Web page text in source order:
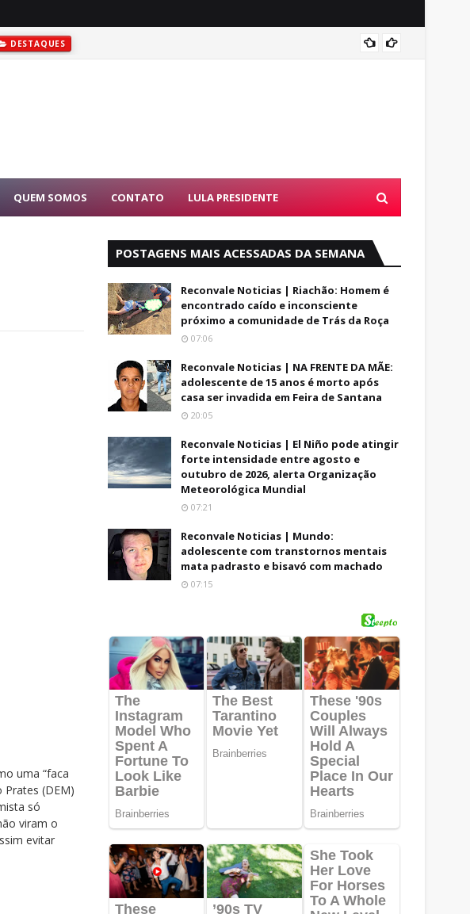
DESTAQUES
QUEM SOMOS CONTATO LULA PRESIDENTE
uma “faca
Prates (DEM)
só
viram o
evitar
POSTAGENS MAIS ACESSADAS DA SEMANA
Reconvale Noticias | Riachão: Homem é
encontrado caído e inconsciente
próximo a comunidade de Trás da Roça
07:06
Reconvale Noticias | NA FRENTE DA MÃE:
adolescente de 15 anos é morto após
casa ser invadida em Feira de Santana
20:05
Reconvale Noticias | El Niño pode atingir
forte intensidade entre agosto e
outubro de 2026, alerta Organização
Meteorológica Mundial
07:21
Reconvale Noticias | Mundo:
adolescente com transtornos mentais
mata padrasto e bisavó com machado
07:15